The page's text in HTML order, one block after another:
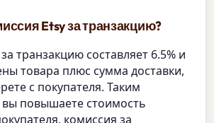
Etsy за транзакцию?
транзакцию составляет 6.5% и
товара плюс сумма доставки,
с покупателя. Таким
повышаете стоимость
комиссия за